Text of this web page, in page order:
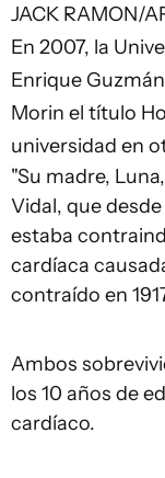
JACK RAMON/
En 2007, la
Enrique
Morin el título
universidad en
"Su madre,
Vidal, que
estaba
cardíaca
contraído en
Ambos
los 10 años de
cardíaco.